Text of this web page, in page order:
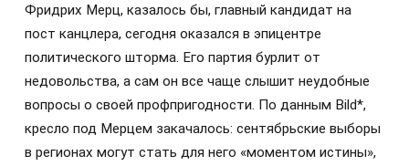
Фридрих Мерц, казалось бы, главный кандидат на
пост канцлера, сегодня оказался в эпицентре
политического шторма. Его партия бурлит от
недовольства, а сам он все чаще слышит неудобные
вопросы о своей профпригодности. По данным Bild*,
кресло под Мерцем закачалось: сентябрьские выборы
в регионах могут стать для него «моментом истины»,